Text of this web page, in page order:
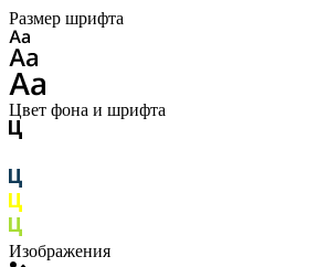
Размер шрифта
Цвет фона и шрифта
Изображения